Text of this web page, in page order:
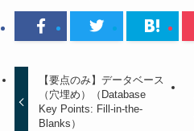
【要点のみ】データベース
（穴埋め）（Database
Key Points: Fill-in-the-
Blanks）